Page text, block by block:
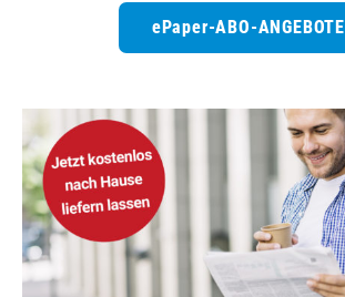
ePaper-ABO-ANGEBOTE